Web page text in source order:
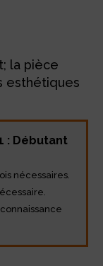
la pièce
esthétiques
: Débutant
nécessaires.